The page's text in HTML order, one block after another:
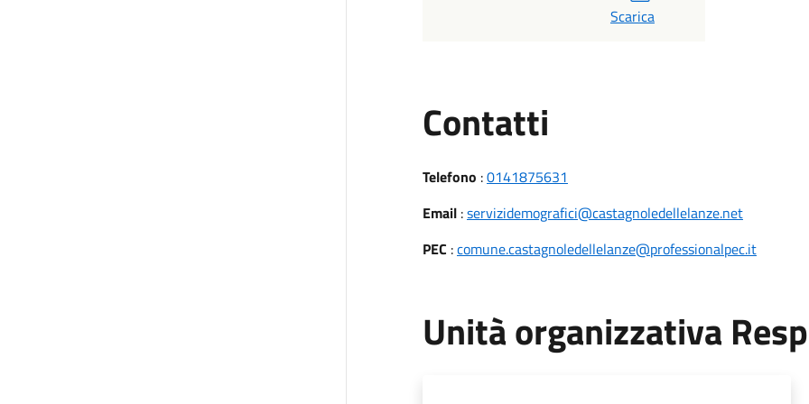
Scarica
Contatti
Telefono :0141875631
Email:servizidemografici@castagnoledellelanze.net
PEC :comune.castagnoledellelanze@professionalpec.it
Unità organizzativa